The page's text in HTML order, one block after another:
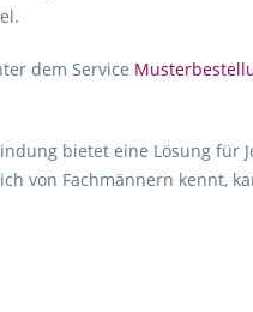
dem Service
bietet eine Lösung für
von Fachmännern kennt,